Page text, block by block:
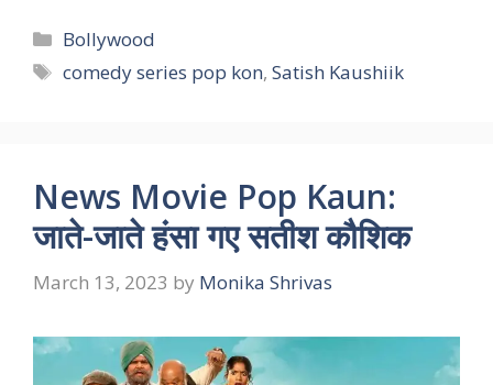
Categories
Bollywood
Tags
comedy series pop kon,Satish Kaushiik
News Movie Pop Kaun:
जाते-जाते हंसा गए सतीश कौशिक
March 13, 2023 by Monika Shrivas